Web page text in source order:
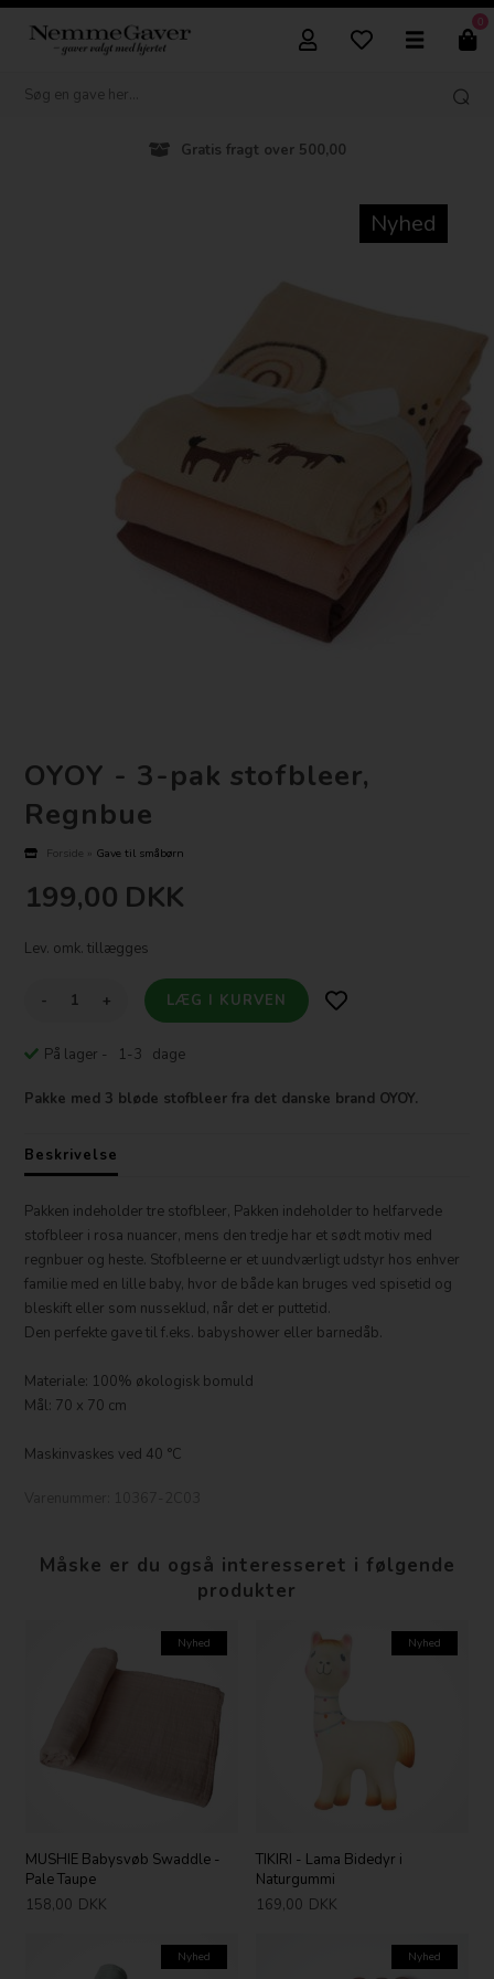
0
Gratis fragt over 500,00
Nyhed
OYOY - 3-pak stofbleer,
Regnbue
Forside » Gave til småbørn
199,00 DKK
Lev. omk. tillægges
- +
På lager - 1-3 dage
Pakke med 3 bløde stofbleer fra det danske brand OYOY.
Beskrivelse
Pakken indeholder tre stofbleer, Pakken indeholder to helfarvede
stofbleer i rosa nuancer, mens den tredje har et sødt motiv med
regnbuer og heste. Stofbleerne er et uundværligt udstyr hos enhver
familie med en lille baby, hvor de både kan bruges ved spisetid og
bleskift eller som nusseklud, når det er puttetid.
Den perfekte gave til f.eks. babyshower eller barnedåb.
Materiale: 100% økologisk bomuld
Mål: 70 x 70 cm
Maskinvaskes ved 40 °C
Måske er du også interesseret i følgende
produkter
Nyhed
MUSHIE Babysvøb Swaddle -
Pale Taupe
158,00 DKK
Nyhed
TIKIRI - Lama Bidedyr i
Naturgummi
169,00 DKK
Nyhed Nyhed